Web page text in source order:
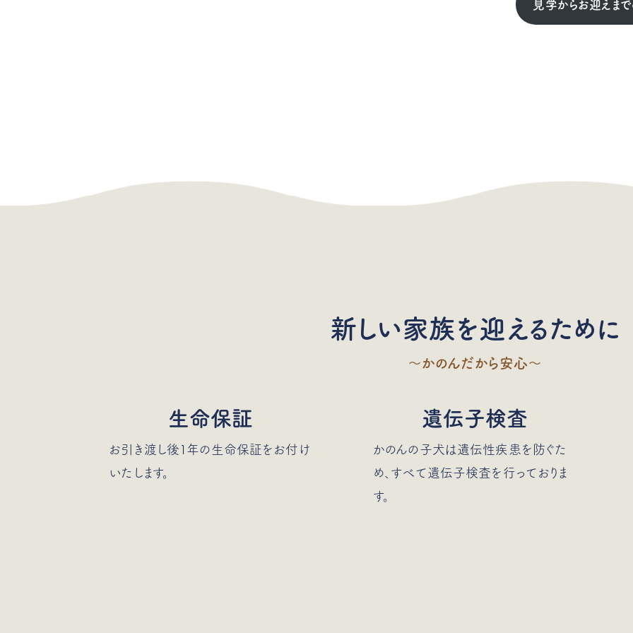
見学からお迎えま
新しい家族を迎えるために
〜かのんだから安心〜
生命保証
お引き渡し後1年の生命保証をお付け
いたします。
遺伝子検査
かのんの子犬は遺伝性疾患を防ぐた
め、すべて遺伝子検査を行っておりま
す。